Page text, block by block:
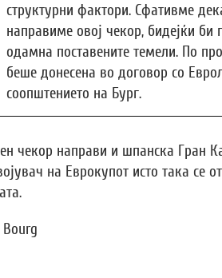
структурни фактори. Сфативме
направиме овој чекор, бидејќи би
одамна поставените темели. По
беше донесена во договор со
соопштението на Бург.
чекор направи и шпанска Гран
на Еврокупот исто така се